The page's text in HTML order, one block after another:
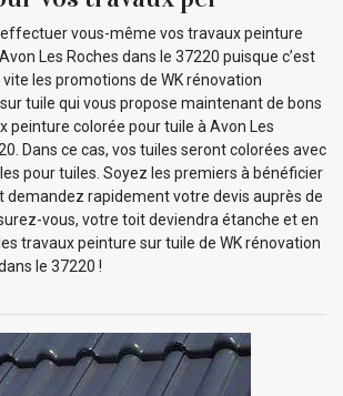
vous-même vos travaux peinture
Les Roches dans le 37220 puisque c’est
les promotions de WK rénovation
tuile qui vous propose maintenant de bons
peinture colorée pour tuile à Avon Les
Dans ce cas, vos tuiles seront colorées avec
pour tuiles. Soyez les premiers à bénéficier
demandez rapidement votre devis auprès de
vous, votre toit deviendra étanche et en
travaux peinture sur tuile de WK rénovation
le 37220 !